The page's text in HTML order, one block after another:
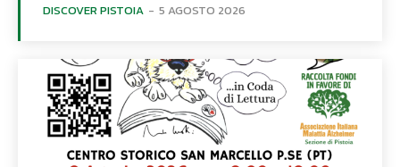
DISCOVER PISTOIA - 5 AGOSTO 2026